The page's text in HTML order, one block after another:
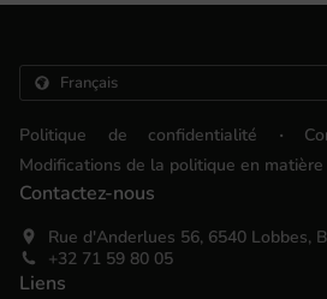
Politique de confidentialité .
Modifications de la politique en matière
Contactez-nous
Rue d'Anderlues 56, 6540 Lobbes,
+32 71 59 80 05
Liens